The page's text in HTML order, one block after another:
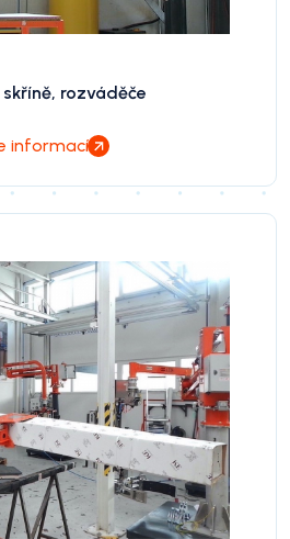
skříně, rozváděče
informací